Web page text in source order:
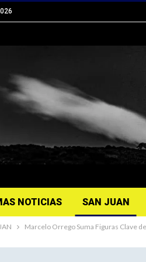
NOTICIAS SAN JUAN
Marcelo Orrego Suma Figuras Clave